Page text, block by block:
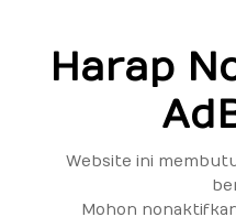
Harap
Website ini
Mohon